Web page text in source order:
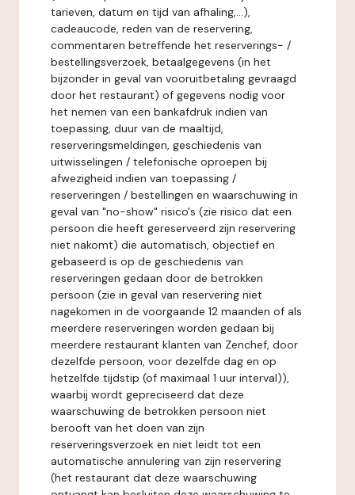
tarieven, datum en tijd van afhaling,...),
cadeaucode, reden van de reservering,
commentaren betreffende het reserverings- /
bestellingsverzoek, betaalgegevens (in het
bijzonder in geval van vooruitbetaling gevraagd
door het restaurant) of gegevens nodig voor
het nemen van een bankafdruk indien van
toepassing, duur van de maaltijd,
reserveringsmeldingen, geschiedenis van
uitwisselingen / telefonische oproepen bij
afwezigheid indien van toepassing /
reserveringen / bestellingen en waarschuwing in
geval van "no-show" risico's (zie risico dat een
persoon die heeft gereserveerd zijn reservering
niet nakomt) die automatisch, objectief en
gebaseerd is op de geschiedenis van
reserveringen gedaan door de betrokken
persoon (zie in geval van reservering niet
nagekomen in de voorgaande 12 maanden of als
meerdere reserveringen worden gedaan bij
meerdere restaurant klanten van Zenchef, door
dezelfde persoon, voor dezelfde dag en op
hetzelfde tijdstip (of maximaal 1 uur interval)),
waarbij wordt gepreciseerd dat deze
waarschuwing de betrokken persoon niet
berooft van het doen van zijn
reserveringsverzoek en niet leidt tot een
automatische annulering van zijn reservering
(het restaurant dat deze waarschuwing